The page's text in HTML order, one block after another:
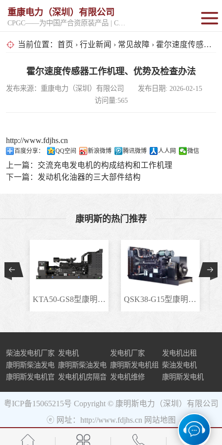
重康电力（深圳）有限公司
当前位置： 首页 › 行业新闻 › 常见故障 › 霍尔速度传感器工作机理、优势及检查办法
霍尔速度传感器工作机理、优势及检查办法
发布来源：重康电力（深圳）有限公司 发布日期: 2026-02-15
访问量:565
http://www.fdjhs.cn
百度分享： QQ空间 新浪微博 腾讯微博 人人网 微信
上一篇： 交流充电发电机的构成结构和工作机理
下一篇： 发动机化油器的三大部件结构
康明斯的热门推荐
KTA50-GS8型康明斯柴.. QSK38-G15型康明斯柴..
柴油发电机厂家 发电机 发电机厂家
发电机出租
康明斯柴油发电
机组
康明斯柴油发电
机
康明斯发电机组 柴油发电机
康明斯发电机官 发电机机房隔音 发电机维修 康明斯发电机
粤ICP备15065215号 Copyright © 康明斯电力（深圳）有限公司
ⓔ 网址：http://www.fdjhs.cn 网站地图
固定开架式
超静音型
移动电站